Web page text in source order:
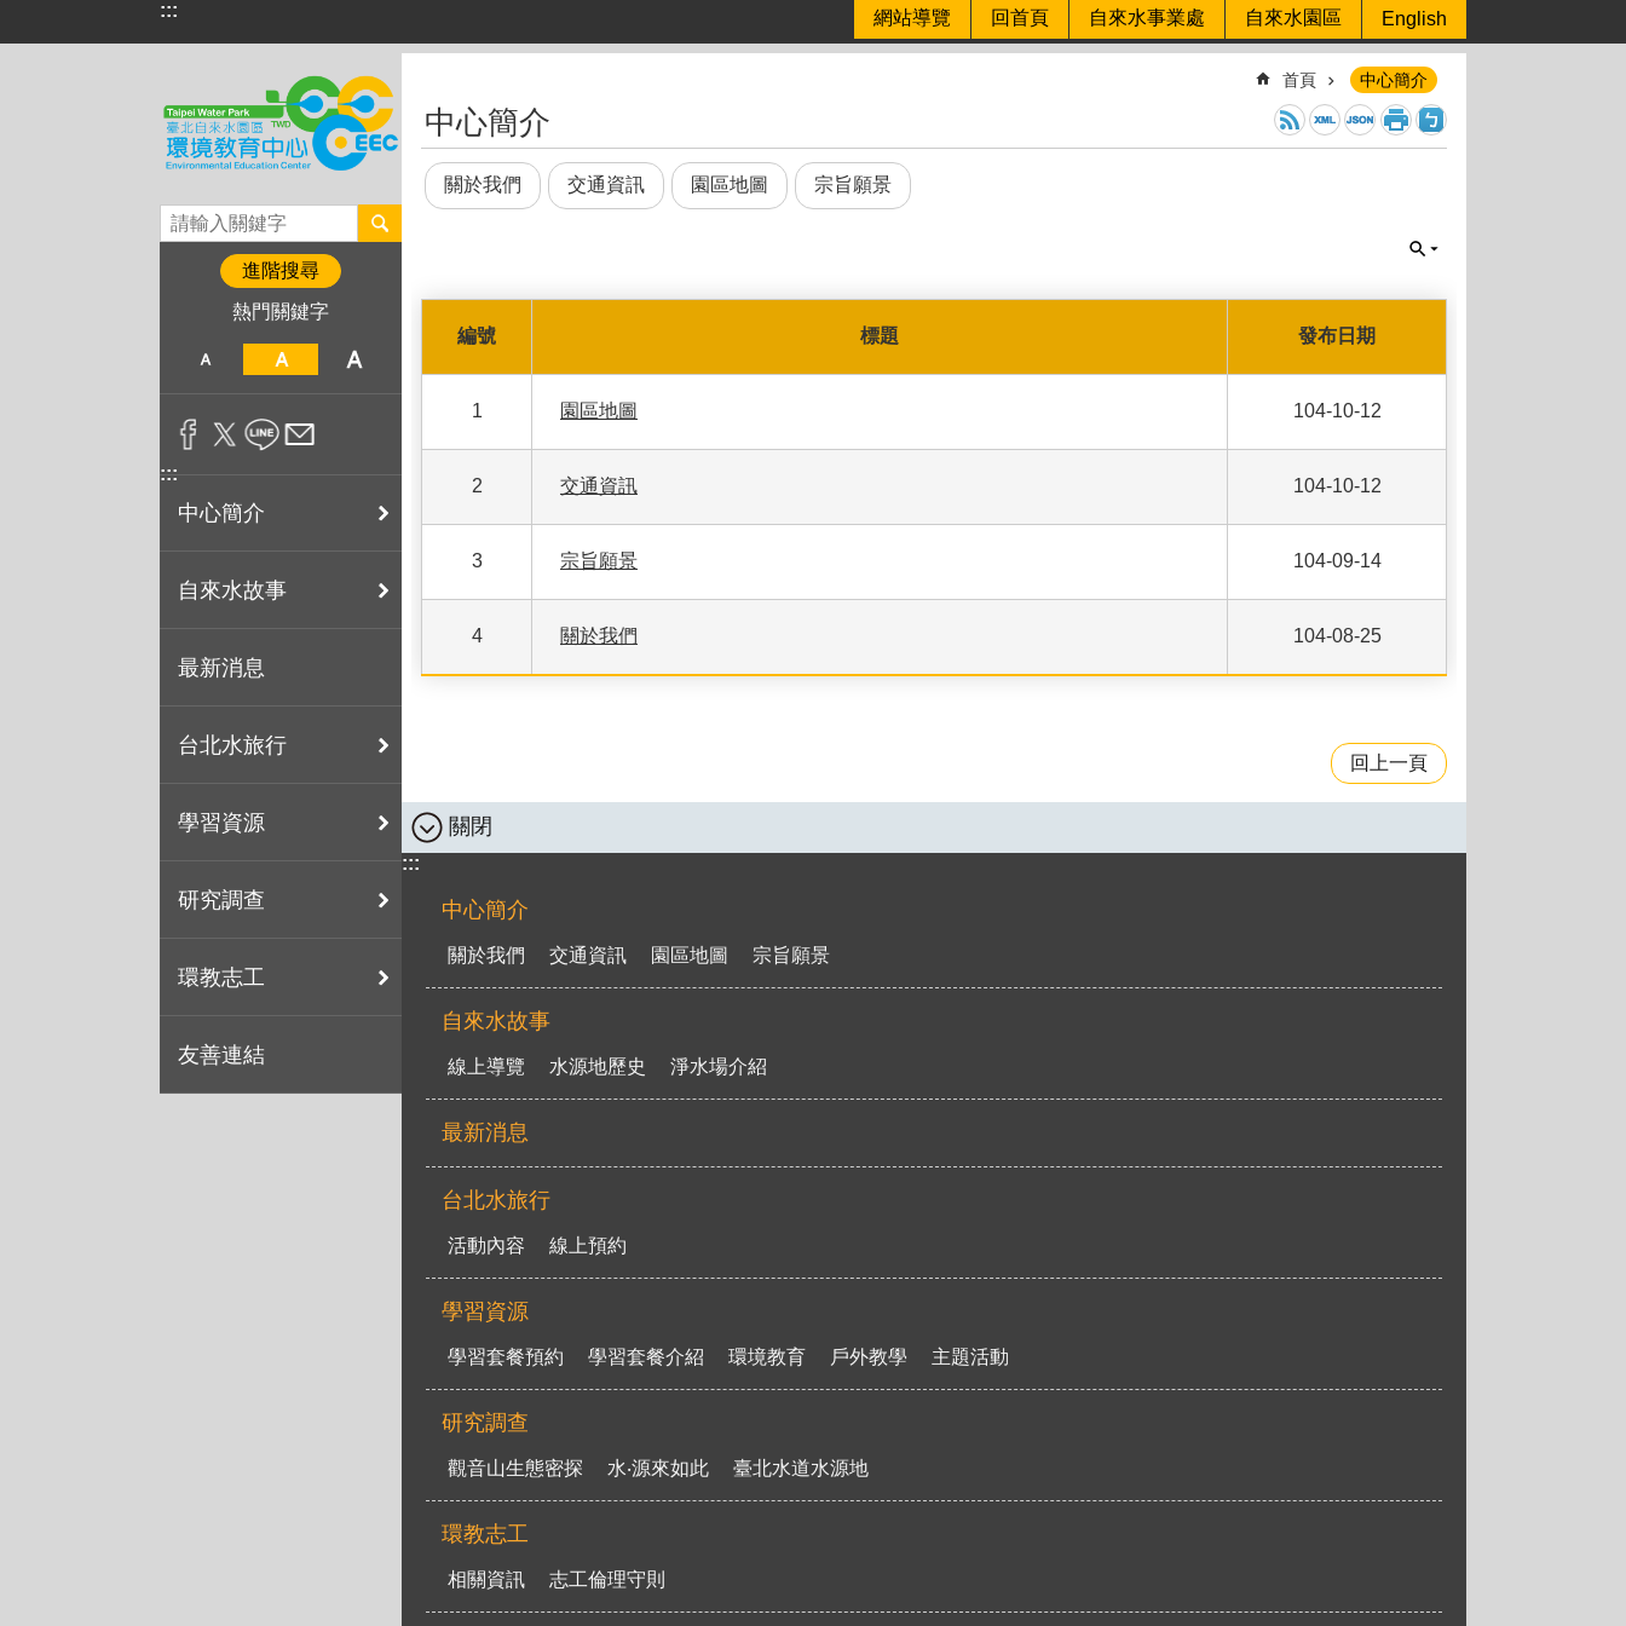
跳到主要內容區塊
::: 網站導覽 回首頁 自來水事業處 自來水園區 English
進階搜尋
熱門關鍵字
:::
中心簡介
自來水故事
最新消息
台北水旅行
學習資源
研究調查
環教志工
友善連結
首頁 中心簡介
中心簡介
關於我們 交通資訊 園區地圖 宗旨願景
編號 標題 發布日期
1 園區地圖 104-10-12
2 交通資訊 104-10-12
3 宗旨願景 104-09-14
4 關於我們 104-08-25
回上一頁
關閉
:::
中心簡介
關於我們 交通資訊 園區地圖 宗旨願景
自來水故事
線上導覽 水源地歷史 淨水場介紹
最新消息
台北水旅行
活動內容 線上預約
學習資源
學習套餐預約 學習套餐介紹 環境教育 戶外教學 主題活動
研究調查
觀音山生態密探 水‧源來如此 臺北水道水源地
環教志工
相關資訊 志工倫理守則